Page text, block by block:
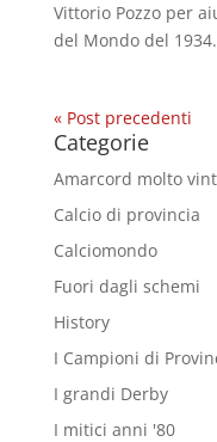
Vittorio Pozzo per
del Mondo del
« Post precedenti
Categorie
Amarcord molto
Calcio di provincia
Calciomondo
Fuori dagli schemi
History
I Campioni di
I grandi Derby
I mitici anni '80